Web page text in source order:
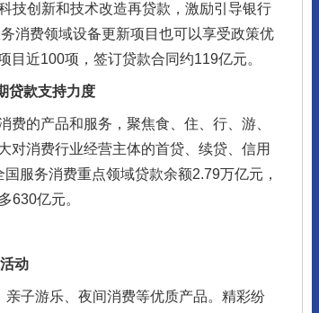
创新和技术改造再贷款，激励引导银行
消费领域设备更新项目也可以享受政策优
近100项，签订贷款合同约119亿元。
贷款支持力度
的产品和服务，聚焦食、住、行、游、
对消费行业经营主体的首贷、续贷、信用
服务消费重点领域贷款余额2.79万亿元，
630亿元。
动
子游乐、夜间消费等优质产品。精彩纷